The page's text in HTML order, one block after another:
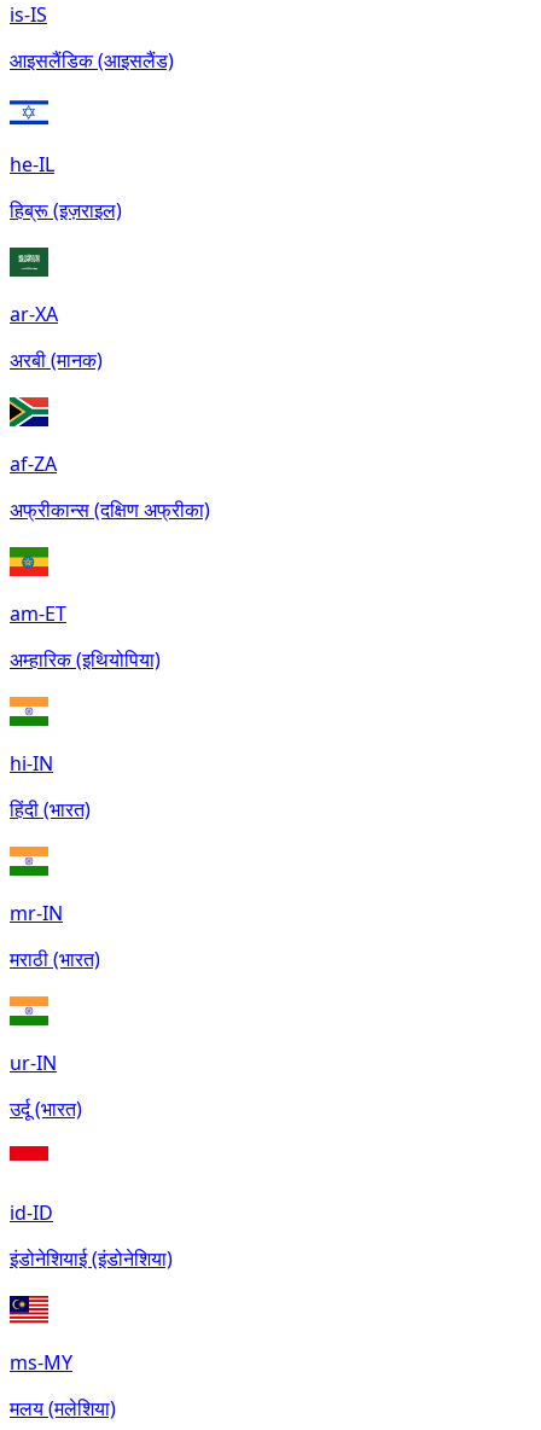
is-IS
आइसलैंडिक (आइसलैंड)
he-IL
हिब्रू (इज़राइल)
ar-XA
अरबी (मानक)
af-ZA
अफ्रीकान्स (दक्षिण अफ्रीका)
am-ET
अम्हारिक (इथियोपिया)
hi-IN
हिंदी (भारत)
mr-IN
मराठी (भारत)
ur-IN
उर्दू (भारत)
id-ID
इंडोनेशियाई (इंडोनेशिया)
ms-MY
मलय (मलेशिया)